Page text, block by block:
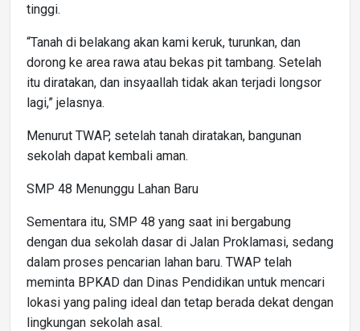
tinggi.
“Tanah di belakang akan kami keruk, turunkan, dan
dorong ke area rawa atau bekas pit tambang. Setelah
itu diratakan, dan insyaallah tidak akan terjadi longsor
lagi,” jelasnya.
Menurut TWAP, setelah tanah diratakan, bangunan
sekolah dapat kembali aman.
SMP 48 Menunggu Lahan Baru
Sementara itu, SMP 48 yang saat ini bergabung
dengan dua sekolah dasar di Jalan Proklamasi, sedang
dalam proses pencarian lahan baru. TWAP telah
meminta BPKAD dan Dinas Pendidikan untuk mencari
lokasi yang paling ideal dan tetap berada dekat dengan
lingkungan sekolah asal.